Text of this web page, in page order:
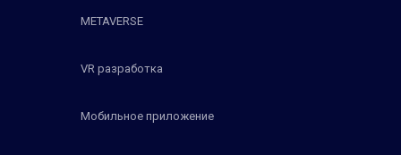
METAVERSE
VR разработка
Мобильное приложение